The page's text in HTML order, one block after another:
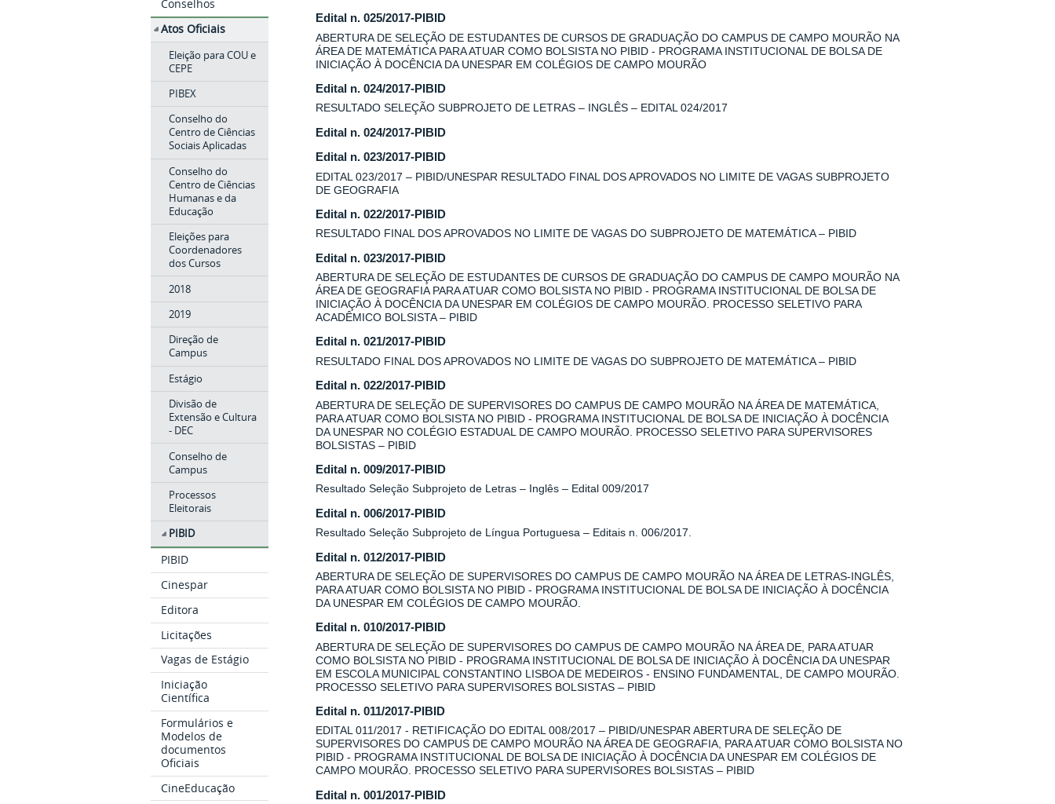
Conselhos
Atos Oficiais
Eleição para COU e
CEPE
PIBEX
Conselho do
Centro de Ciências
Sociais Aplicadas
Conselho do
Centro de Ciências
Humanas e da
Educação
Eleições para
Coordenadores
dos Cursos
2018
2019
Direção de
Campus
Estágio
Divisão de
Extensão e Cultura
- DEC
Conselho de
Campus
Processos
Eleitorais
PIBID
PIBID
Cinespar
Editora
Licitações
Vagas de Estágio
Iniciação
Científica
Formulários e
Modelos de
documentos
Oficiais
CineEducação
Edital n. 025/2017-PIBID
ABERTURA DE SELEÇÃO DE ESTUDANTES DE CURSOS DE GRADUAÇÃO DO CAMPUS DE CAMPO MOURÃO NA
ÁREA DE MATEMÁTICA PARA ATUAR COMO BOLSISTA NO PIBID - PROGRAMA INSTITUCIONAL DE BOLSA DE
INICIAÇÃO À DOCÊNCIA DA UNESPAR EM COLÉGIOS DE CAMPO MOURÃO
Edital n. 024/2017-PIBID
RESULTADO SELEÇÃO SUBPROJETO DE LETRAS – INGLÊS – EDITAL 024/2017
Edital n. 024/2017-PIBID
Edital n. 023/2017-PIBID
EDITAL 023/2017 – PIBID/UNESPAR RESULTADO FINAL DOS APROVADOS NO LIMITE DE VAGAS SUBPROJETO
DE GEOGRAFIA
Edital n. 022/2017-PIBID
RESULTADO FINAL DOS APROVADOS NO LIMITE DE VAGAS DO SUBPROJETO DE MATEMÁTICA – PIBID
Edital n. 023/2017-PIBID
ABERTURA DE SELEÇÃO DE ESTUDANTES DE CURSOS DE GRADUAÇÃO DO CAMPUS DE CAMPO MOURÃO NA
ÁREA DE GEOGRAFIA PARA ATUAR COMO BOLSISTA NO PIBID - PROGRAMA INSTITUCIONAL DE BOLSA DE
INICIAÇÃO À DOCÊNCIA DA UNESPAR EM COLÉGIOS DE CAMPO MOURÃO. PROCESSO SELETIVO PARA
ACADÊMICO BOLSISTA – PIBID
Edital n. 021/2017-PIBID
RESULTADO FINAL DOS APROVADOS NO LIMITE DE VAGAS DO SUBPROJETO DE MATEMÁTICA – PIBID
Edital n. 022/2017-PIBID
ABERTURA DE SELEÇÃO DE SUPERVISORES DO CAMPUS DE CAMPO MOURÃO NA ÁREA DE MATEMÁTICA,
PARA ATUAR COMO BOLSISTA NO PIBID - PROGRAMA INSTITUCIONAL DE BOLSA DE INICIAÇÃO À DOCÊNCIA
DA UNESPAR NO COLÉGIO ESTADUAL DE CAMPO MOURÃO. PROCESSO SELETIVO PARA SUPERVISORES
BOLSISTAS – PIBID
Edital n. 009/2017-PIBID
Resultado Seleção Subprojeto de Letras – Inglês – Edital 009/2017
Edital n. 006/2017-PIBID
Resultado Seleção Subprojeto de Língua Portuguesa – Editais n. 006/2017.
Edital n. 012/2017-PIBID
ABERTURA DE SELEÇÃO DE SUPERVISORES DO CAMPUS DE CAMPO MOURÃO NA ÁREA DE LETRAS-INGLÊS,
PARA ATUAR COMO BOLSISTA NO PIBID - PROGRAMA INSTITUCIONAL DE BOLSA DE INICIAÇÃO À DOCÊNCIA
DA UNESPAR EM COLÉGIOS DE CAMPO MOURÃO.
Edital n. 010/2017-PIBID
ABERTURA DE SELEÇÃO DE SUPERVISORES DO CAMPUS DE CAMPO MOURÃO NA ÁREA DE, PARA ATUAR
COMO BOLSISTA NO PIBID - PROGRAMA INSTITUCIONAL DE BOLSA DE INICIAÇÃO À DOCÊNCIA DA UNESPAR
EM ESCOLA MUNICIPAL CONSTANTINO LISBOA DE MEDEIROS - ENSINO FUNDAMENTAL, DE CAMPO MOURÃO.
PROCESSO SELETIVO PARA SUPERVISORES BOLSISTAS – PIBID
Edital n. 011/2017-PIBID
EDITAL 011/2017 - RETIFICAÇÃO DO EDITAL 008/2017 – PIBID/UNESPAR ABERTURA DE SELEÇÃO DE
SUPERVISORES DO CAMPUS DE CAMPO MOURÃO NA ÁREA DE GEOGRAFIA, PARA ATUAR COMO BOLSISTA NO
PIBID - PROGRAMA INSTITUCIONAL DE BOLSA DE INICIAÇÃO À DOCÊNCIA DA UNESPAR EM COLÉGIOS DE
CAMPO MOURÃO. PROCESSO SELETIVO PARA SUPERVISORES BOLSISTAS – PIBID
Edital n. 001/2017-PIBID